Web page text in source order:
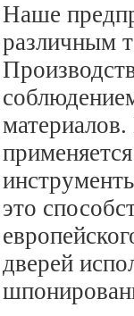
Наше
различным
это
дверей